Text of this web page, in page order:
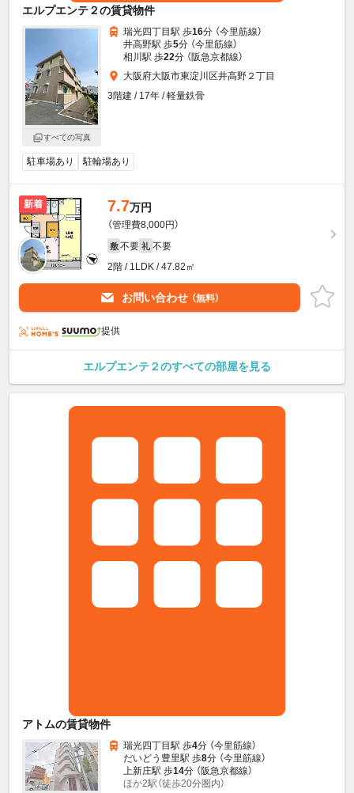
エルプエンテ２の賃貸物件
すべての写真
瑞光四丁目駅 歩16分 （今里筋線）
井高野駅 歩5分 （今里筋線）
相川駅 歩22分 （阪急京都線）
大阪府大阪市東淀川区井高野２丁目
3階建 / 17年 / 軽量鉄骨
駐車場あり 駐輪場あり
新着 7.7万円
（管理費8,000円）
敷 不要 礼 不要
2階 / 1LDK / 47.82㎡
お問い合わせ （無料）
提供
エルプエンテ２のすべての部屋を見る
アトムの賃貸物件
瑞光四丁目駅 歩4分 （今里筋線）
だいどう豊里駅 歩8分 （今里筋線）
上新庄駅 歩14分 （阪急京都線）
ほか2駅（徒歩20分圏内）